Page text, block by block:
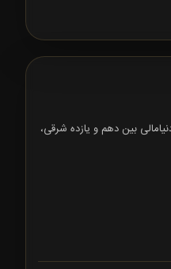
فاز 1، بلوار دنیامالی بین دهم و یازده شرقی،